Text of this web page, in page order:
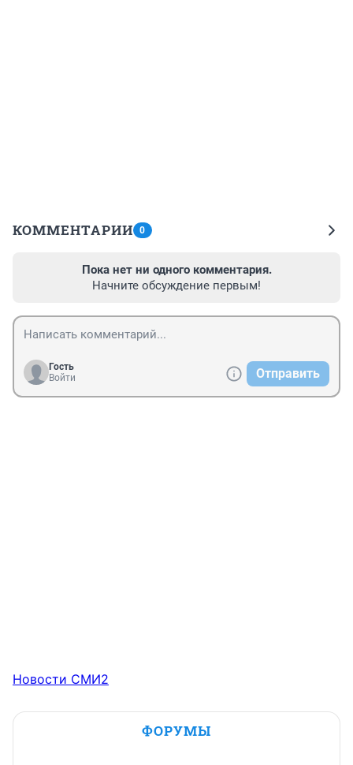
КОММЕНТАРИИ 0
Пока нет ни одного комментария.
Начните обсуждение первым!
Гость
Войти
Отправить
Новости СМИ2
ФОРУМЫ